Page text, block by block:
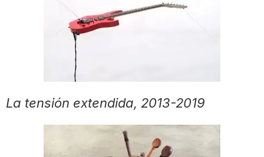
La tensión extendida, 2013-2019